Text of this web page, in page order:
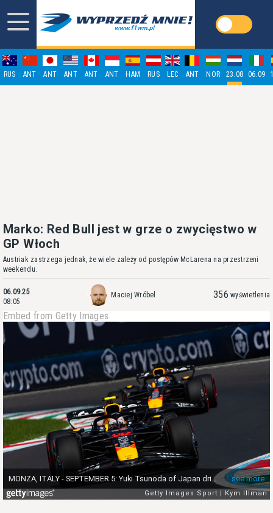
RUS ANT ANT ANT ANT ANT HAM RUS LEC ANT NOR 23.08 06.09
Marko: Red Bull jest w grze o zwycięstwo w
GP Włoch
Austriak zastrzega jednak, że wiele zależy od postępów McLarena na przestrzeni
weekendu.
06.09.25
08:05
Maciej Wróbel 356 wyświetlenia
Embed from Getty Images